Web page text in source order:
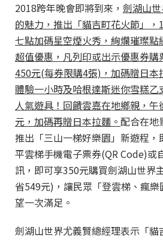
2018跨年晚會即將到來， 劍湖山
的魅力，推出「貓吉町花火節」
七點加碼星空煙火秀，絢爛璀璨點
超值優惠，凡列印或出示優惠券
450元(每券限購4張)，加碼贈日本
體驗一小時及哈根達斯迷你雪糕
人氣遊具！回饋雲嘉在地鄉親，
元，加碼再贈日本拉麵。 配合在地
推出「三山一梯好樂園」新遊程
平雲梯手機電子票券(QR Code)或
訊，即可享350元購買劍湖山世界
省549元)，讓民眾「登雲梯、瘋
望一次滿足。
劍湖山世界尤義賢總經理表示「